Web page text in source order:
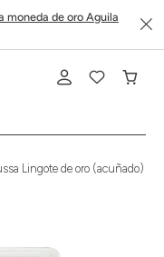
moneda de oro Aguila
Lingote de oro (acuñado)